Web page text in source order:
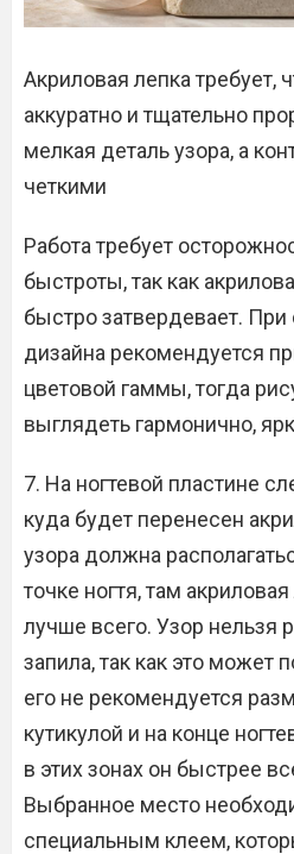
Акриловая лепка требует,
аккуратно и тщательно
мелкая деталь узора, а
четкими
Работа требует
быстроты, так как
быстро затвердевает. При
дизайна рекомендуется
цветовой гаммы, тогда
выглядеть гармонично,
7. На ногтевой пластине
куда будет перенесен
узора должна
точке ногтя, там
лучше всего. Узор нельзя
запила, так как это может
его не рекомендуется
кутикулой и на конце
в этих зонах он быстрее
Выбранное место
специальным клеем,